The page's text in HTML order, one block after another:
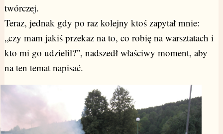
twórczej.
Teraz, jednak gdy po raz kolejny ktoś zapytał mnie:
„czy mam jakiś przekaz na to, co robię na warsztatach i
kto mi go udzielił?”, nadszedł właściwy moment, aby
na ten temat napisać.